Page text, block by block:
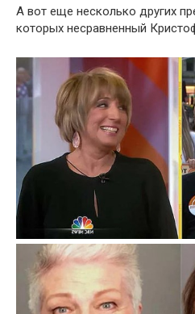
А вот еще несколько других
которых несравненный